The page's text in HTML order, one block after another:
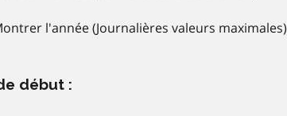
l'année (Journalières valeurs maximales)
début :